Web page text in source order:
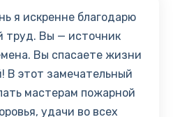
я искренне благодарю
труд. Вы — источник
Вы спасаете жизни
В этот замечательный
мастерам пожарной
удачи во всех